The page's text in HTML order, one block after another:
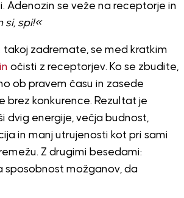
Adenozin se veže na receptorje in
si, spi!«
takoj zadremate, se med kratkim
očisti z receptorjev. Ko se zbudite,
ob pravem času in zasede
brez konkurence. Rezultat je
dvig energije, večja budnost,
in manj utrujenosti kot pri sami
Z drugimi besedami:
sposobnost možganov, da